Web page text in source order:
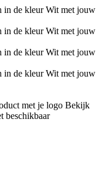
met je logo Bekijk
beschikbaar